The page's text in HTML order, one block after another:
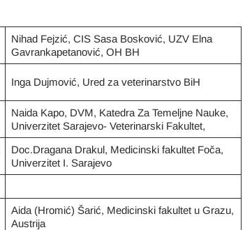
Nihad Fejzić, CIS Sasa Bosković, UZV Elna
Gavrankapetanović, OH BH
Inga Dujmović, Ured za veterinarstvo BiH
Naida Kapo, DVM, Katedra Za Temeljne Nauke,
Univerzitet Sarajevo- Veterinarski Fakultet,
Doc.Dragana Drakul, Medicinski fakultet Foča,
Univerzitet I. Sarajevo
Aida (Hromić) Šarić, Medicinski fakultet u Grazu,
Austrija